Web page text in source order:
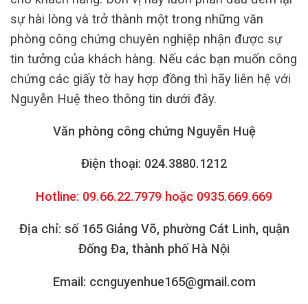
sự hài lòng và trở thành một trong những văn
phòng công chứng chuyên nghiệp nhận được sự
tin tưởng của khách hàng. Nếu các bạn muốn công
chứng các giấy tờ hay hợp đồng thì hãy liên hệ với
Nguyễn Huệ theo thông tin dưới đây.
Văn phòng công chứng Nguyễn Huệ
Điện thoại: 024.3880.1212
Hotline: 09.66.22.7979 hoặc 0935.669.669
Địa chỉ: số 165 Giảng Võ, phường Cát Linh, quận
Đống Đa, thành phố Hà Nội
Email: ccnguyenhue165@gmail.com